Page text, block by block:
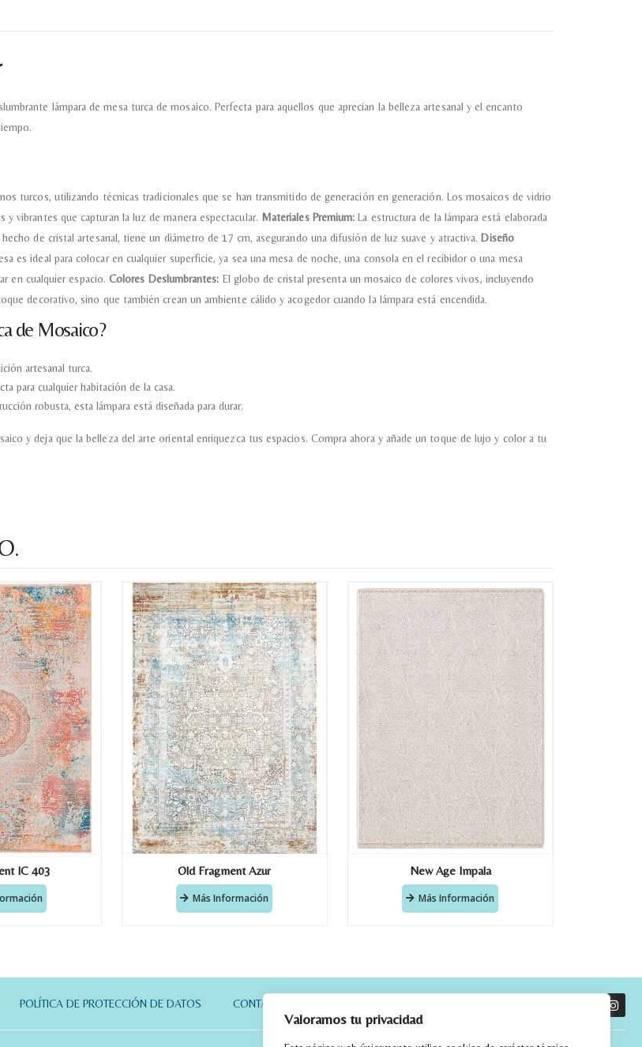
Valoramos tu privacidad
lámpara de mesa turca de mosaico. Perfecta para aquellos que aprecian la belleza artesanal y el encanto
turcos, utilizando técnicas tradicionales que se han transmitido de generación en generación. Los mosaicos de vidrio
vibrantes que capturan la luz de manera espectacular. Materiales Premium: La estructura de la lámpara está elaborada
de cristal artesanal, tiene un diámetro de 17 cm, asegurando una difusión de luz suave y atractiva. Diseño
es ideal para colocar en cualquier superficie, ya sea una mesa de noche, una consola en el recibidor o una mesa
en cualquier espacio.Colores Deslumbrantes: El globo de cristal presenta un mosaico de colores vivos, incluyendo
decorativo, sino que también crean un ambiente cálido y acogedor cuando la lámpara está encendida.
de Mosaico?
artesanal turca.
para cualquier habitación de la casa.
robusta, esta lámpara está diseñada para durar.
y deja que la belleza del arte oriental enriquezca tus espacios. Compra ahora y añade un toque de lujo y color a tu
IC 403 Old Fragment Azur
Más Información
New Age Impala
Más Información
POLÍTICA DE PROTECCIÓN DE DATOS CONTACTO